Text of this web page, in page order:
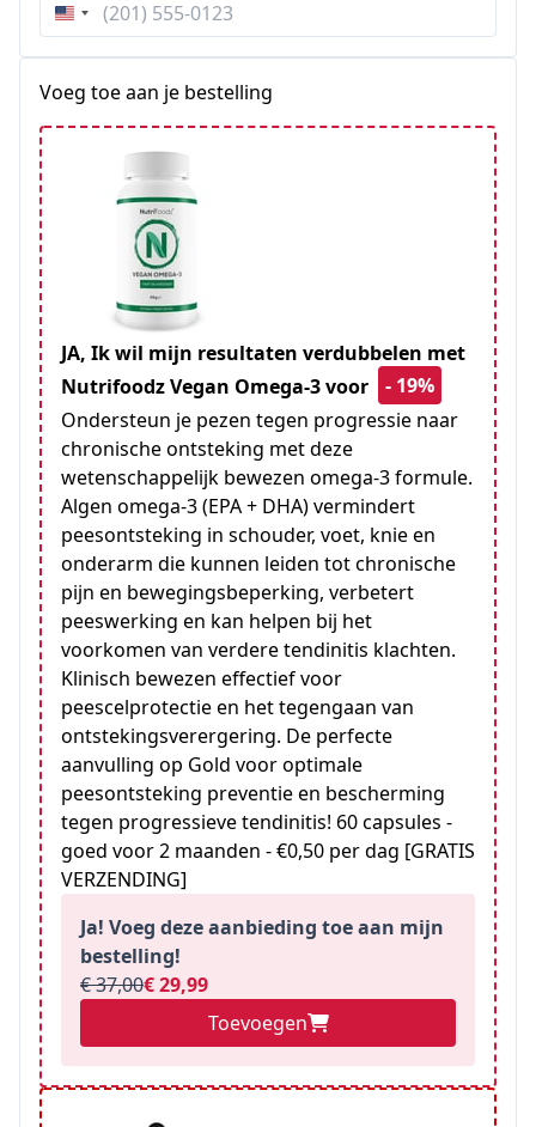
Verenigde
Voeg toe aan je bestelling
JA, Ik wil mijn resultaten verdubbelen met
Nutrifoodz Vegan Omega-3 voor
- 19%
Ondersteun je pezen tegen progressie naar
chronische ontsteking met deze
wetenschappelijk bewezen omega-3 formule.
Algen omega-3 (EPA + DHA) vermindert
peesontsteking in schouder, voet, knie en
onderarm die kunnen leiden tot chronische
pijn en bewegingsbeperking, verbetert
peeswerking en kan helpen bij het
voorkomen van verdere tendinitis klachten.
Klinisch bewezen effectief voor
peescelprotectie en het tegengaan van
ontstekingsverergering. De perfecte
aanvulling op Gold voor optimale
peesontsteking preventie en bescherming
tegen progressieve tendinitis! 60 capsules -
goed voor 2 maanden - €0,50 per dag [GRATIS
VERZENDING]
Ja! Voeg deze aanbieding toe aan mijn
bestelling!
€ 37,00€ 29,99
Toevoegen